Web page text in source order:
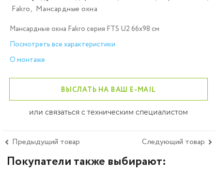
Fakro, Мансардные окна
Мансардные окна Fakro серия FTS U2 66х98 см
Посмотреть все характеристики
О монтаже
ВЫСЛАТЬ НА ВАШ E-MAIL
или связаться с техническим специалистом
Предыдущий товар Следующий товар
Покупатели также выбирают: